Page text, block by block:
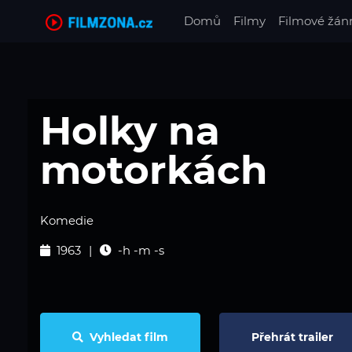
Domů (current)
Filmy Filmové
Holky na
motorkách
Komedie
1963 -h -m -s
Vyhledat film Přehrát trailer